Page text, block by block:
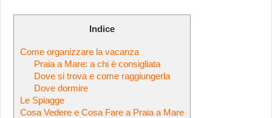
Indice
Come organizzare la vacanza
Praia a Mare: a chi è consigliata
Dove si trova e come raggiungerla
Dove dormire
Le Spiagge
Cosa Vedere e Cosa Fare a Praia a Mare